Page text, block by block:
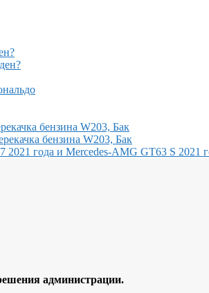
бензина W203, Бак
бензина W203, Бак
года и Mercedes-AMG GT63 S 2021
администрации.